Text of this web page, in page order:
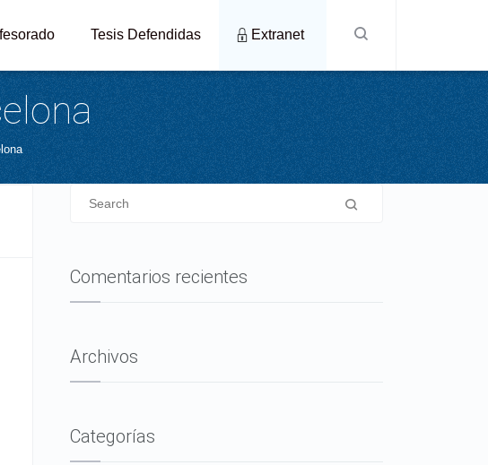
Tesis Defendidas Extranet
Comentarios recientes
Archivos
Categorías